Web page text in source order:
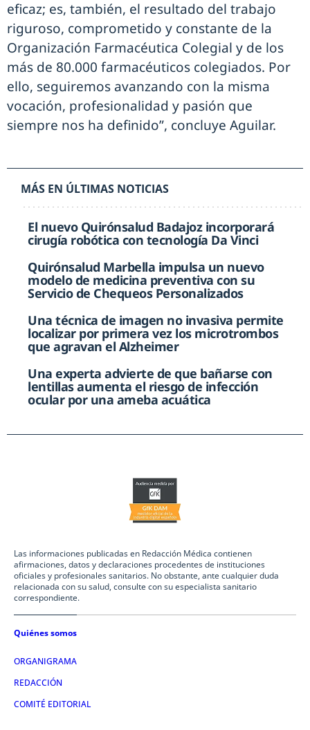
eficaz; es, también, el resultado del trabajo
riguroso, comprometido y constante de la
Organización Farmacéutica Colegial y de los
más de 80.000 farmacéuticos colegiados. Por
ello, seguiremos avanzando con la misma
vocación, profesionalidad y pasión que
siempre nos ha definido”, concluye Aguilar.
MÁS EN ÚLTIMAS NOTICIAS
El nuevo Quirónsalud Badajoz incorporará
cirugía robótica con tecnología Da Vinci
Quirónsalud Marbella impulsa un nuevo
modelo de medicina preventiva con su
Servicio de Chequeos Personalizados
Una técnica de imagen no invasiva permite
localizar por primera vez los microtrombos
que agravan el Alzheimer
Una experta advierte de que bañarse con
lentillas aumenta el riesgo de infección
ocular por una ameba acuática
Las informaciones publicadas en Redacción Médica contienen
afirmaciones, datos y declaraciones procedentes de instituciones
oficiales y profesionales sanitarios. No obstante, ante cualquier duda
relacionada con su salud, consulte con su especialista sanitario
correspondiente.
Quiénes somos
ORGANIGRAMA
REDACCIÓN
COMITÉ EDITORIAL